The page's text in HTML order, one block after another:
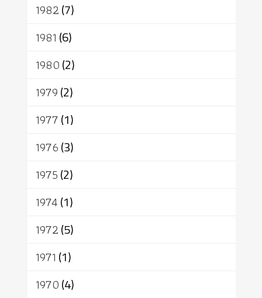
1982(7)
1981 (6)
1980(2)
1979(2)
1977(1)
1976(3)
1975(2)
1974(1)
1972(5)
1971 (1)
1970(4)